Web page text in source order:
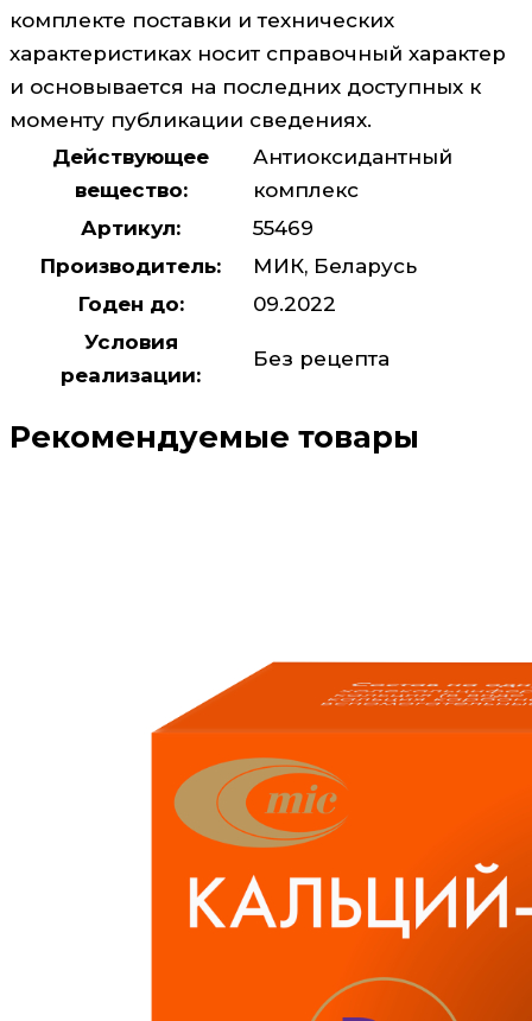
комплекте поставки и технических
характеристиках носит справочный характер
и основывается на последних доступных к
моменту публикации сведениях.
Действующее
вещество:
Антиоксидантный
комплекс
Артикул:
55469
Производитель:
МИК, Беларусь
Годен до:
09.2022
Условия
реализации:
Без рецепта
Рекомендуемые товары